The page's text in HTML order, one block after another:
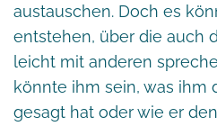
austauschen. Doch es
entstehen, über die auch
leicht mit anderen
könnte ihm sein, was ihm
gesagt hat oder wie er